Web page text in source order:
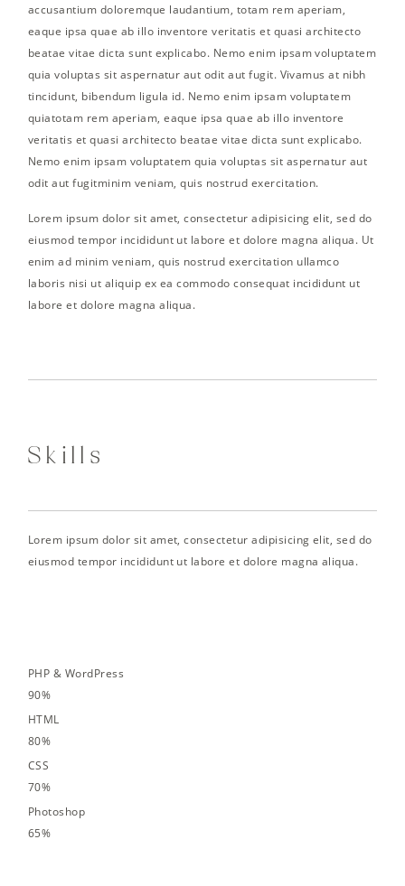
accusantium doloremque laudantium, totam rem aperiam,
eaque ipsa quae ab illo inventore veritatis et quasi architecto
beatae vitae dicta sunt explicabo. Nemo enim ipsam voluptatem
quia voluptas sit aspernatur aut odit aut fugit. Vivamus at nibh
tincidunt, bibendum ligula id. Nemo enim ipsam voluptatem
quiatotam rem aperiam, eaque ipsa quae ab illo inventore
veritatis et quasi architecto beatae vitae dicta sunt explicabo.
Nemo enim ipsam voluptatem quia voluptas sit aspernatur aut
odit aut fugitminim veniam, quis nostrud exercitation.
Lorem ipsum dolor sit amet, consectetur adipisicing elit, sed do
eiusmod tempor incididunt ut labore et dolore magna aliqua. Ut
enim ad minim veniam, quis nostrud exercitation ullamco
laboris nisi ut aliquip ex ea commodo consequat incididunt ut
labore et dolore magna aliqua.
Skills
Lorem ipsum dolor sit amet, consectetur adipisicing elit, sed do
eiusmod tempor incididunt ut labore et dolore magna aliqua.
PHP & WordPress
90%
HTML
80%
CSS
70%
Photoshop
65%